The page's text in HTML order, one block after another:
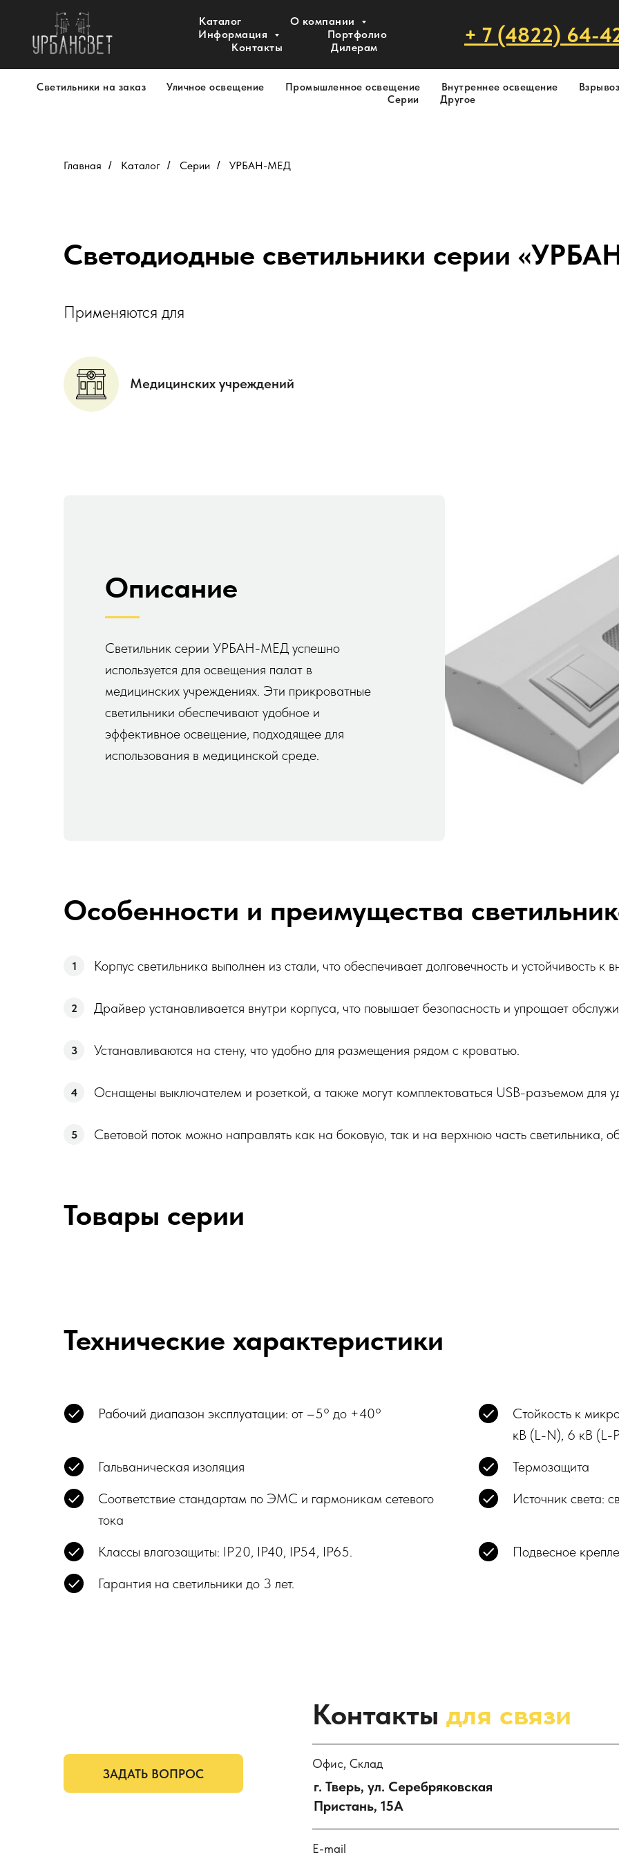
Каталог
О компании
Информация
Портфолио
Контакты
Дилерам
+ 7 (4822) 64-
Светильники на заказ Уличное освещение Промышленное освещение Внутреннее освещение
Серии
Другое
Главная / Каталог / Серии / УРБАН-МЕД
Светодиодные светильники серии
Применяются для
Медицинских учреждений
Описание
Светильник серии УРБАН-МЕД успешно
используется для освещения палат в
медицинских учреждениях. Эти прикроватные
светильники обеспечивают удобное и
эффективное освещение, подходящее для
использования в медицинской среде.
Особенности и преимущества
1 Корпус светильника выполнен из стали, что обеспечивает долговечность и устойчивость к
2 Драйвер устанавливается внутри корпуса, что повышает безопасность и упрощает
3 Устанавливаются на стену, что удобно для размещения рядом с кроватью.
4 Оснащены выключателем и розеткой, а также могут комплектоваться USB-разъемом для
5 Световой поток можно направлять как на боковую, так и на верхнюю часть светильника,
Товары серии
Технические характеристики
Рабочий диапазон эксплуатации: от –5° до +40°
Стойкость к
кВ (L-N), 6 кВ (L-
Гальваническая изоляция
Термозащита
Соответствие стандартам по ЭМС и гармоникам сетевого
тока
Источник света:
Классы влагозащиты: IP20, IP40, IP54, IP65.
Подвесное
Гарантия на светильники до 3 лет.
Контакты для связи
Офис, Склад
г. Тверь, ул. Серебряковская
Пристань, 15А
E-mail
ЗАДАТЬ ВОПРОС